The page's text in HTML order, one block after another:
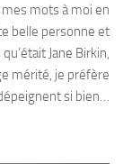
mots à moi en
belle personne et
Jane Birkin,
mérité, je préfère
si bien…